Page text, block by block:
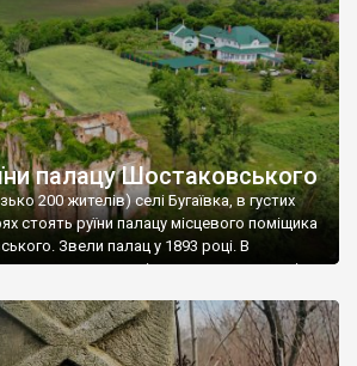
палацу Шостаковського
200 жителів) селі Бугаївка, в густих
стоять руїни палацу місцевого поміщика
Звели палац у 1893 році. В
у ньому спочатку містилася школа, потім
туберкульозну лікарню. Коли із
– ми точно не […]